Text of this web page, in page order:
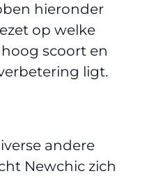
hieronder
op welke
scoort en
ligt.
andere
Newchic zich